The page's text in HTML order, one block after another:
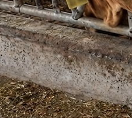
대표 경선, 대구 권리당원 투표 정
당대표 경선, 강원 권리당원 투표 김
협회, 대한축구협회 성 접대 의혹 심
, KLPGA 제주삼다수 역전 우승…데
웠으면"…안동 물길공원서 헤엄친 구
분 뛰고 2경기 침묵…LAFC, 톨루카에
침묵' 손흥민, 톨루카전 68분만 뛰고